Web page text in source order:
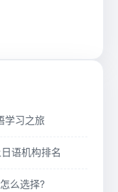
学习之旅
语机构排名
么选择?